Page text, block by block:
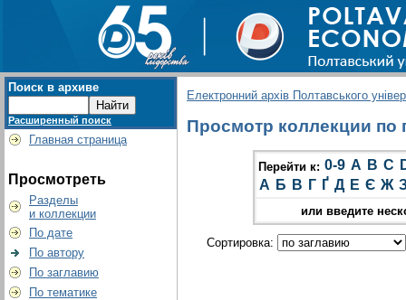
Поиск в архиве
Расширенный поиск
Главная страница
Просмотреть
Разделы
и коллекции
По дате
По автору
По заглавию
По тематике
Електронний архів Полтавського
Просмотр коллекции по
Перейти к: 0-9 A B C
А Б В Г Ґ Д Е Є Ж
или введите
Сортировка: